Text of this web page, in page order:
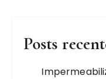
Posts